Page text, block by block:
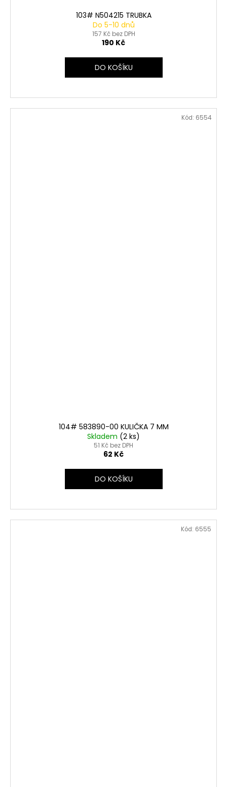
103# N504215 TRUBKA
Do 5-10 dnů
157 Kč bez DPH
190 Kč
DO KOŠÍKU
104# 583890-00 KULIČKA 7 MM
Skladem (2 ks)
51 Kč bez DPH
62 Kč
DO KOŠÍKU
Kód: 6554
Kód: 6555